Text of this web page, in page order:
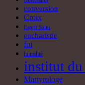
conversion
Croix
Esprit Saint
eucharistie
foi
humilité
institut
Martyrologe